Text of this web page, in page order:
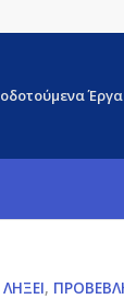
Έργα
ΛΉΞΕΙ,